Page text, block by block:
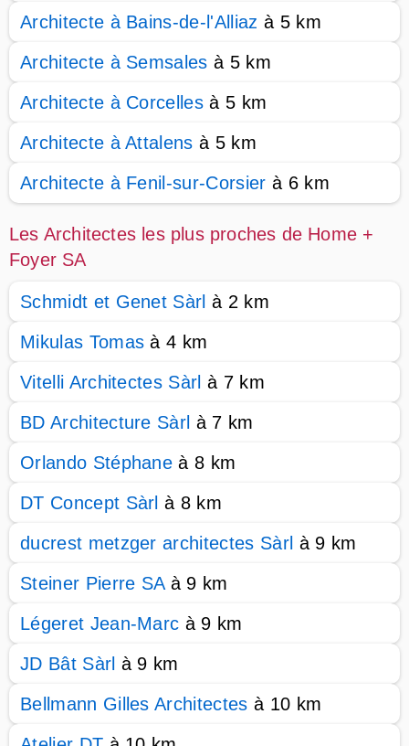
Architecte à Bains-de-l'Alliaz à 5 km
Architecte à Semsales à 5 km
Architecte à Corcelles à 5 km
Architecte à Attalens à 5 km
Architecte à Fenil-sur-Corsier à 6 km
Les Architectes les plus proches de Home +
Foyer SA
Schmidt et Genet Sàrl à 2 km
Mikulas Tomas à 4 km
Vitelli Architectes Sàrl à 7 km
BD Architecture Sàrl à 7 km
Orlando Stéphane à 8 km
DT Concept Sàrl à 8 km
ducrest metzger architectes Sàrl à 9 km
Steiner Pierre SAà 9 km
Légeret Jean-Marc à 9 km
JD Bât Sàrl à 9 km
Bellmann Gilles Architectes à 10 km